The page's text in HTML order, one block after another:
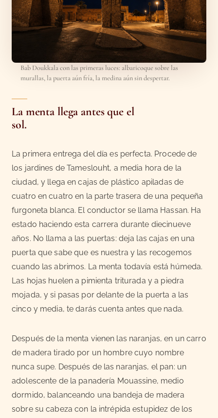
Bab Doukkala con las primeras luces: albaricoque sobre las
murallas, la puerta aún fría, la medina aún sin despertar.
La menta llega antes que el
sol.
La primera entrega del día es perfecta. Procede de
los jardines de Tameslouht, a media hora de la
ciudad, y llega en cajas de plástico apiladas de
cuatro en cuatro en la parte trasera de una pequeña
furgoneta blanca. El conductor se llama Hassan. Ha
estado haciendo esta carrera durante diecinueve
años. No llama a las puertas: deja las cajas en una
puerta que sabe que es nuestra y las recogemos
cuando las abrimos. La menta todavía está húmeda.
Las hojas huelen a pimienta triturada y a piedra
mojada, y si pasas por delante de la puerta a las
cinco y media, te darás cuenta antes que nada.
Después de la menta vienen las naranjas, en un carro
de madera tirado por un hombre cuyo nombre
nunca supe. Después de las naranjas, el pan: un
adolescente de la panadería Mouassine, medio
dormido, balanceando una bandeja de madera
sobre su cabeza con la intrépida estupidez de los